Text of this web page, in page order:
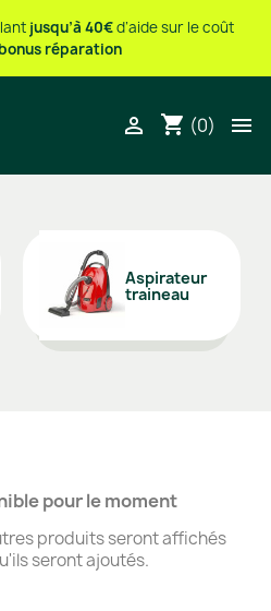
jusqu’à 40€d’aide sur le coût
bonus réparation
 shopping_cart (0) 
Aspirateur
traineau
pour le moment
produits seront affichés
seront ajoutés.